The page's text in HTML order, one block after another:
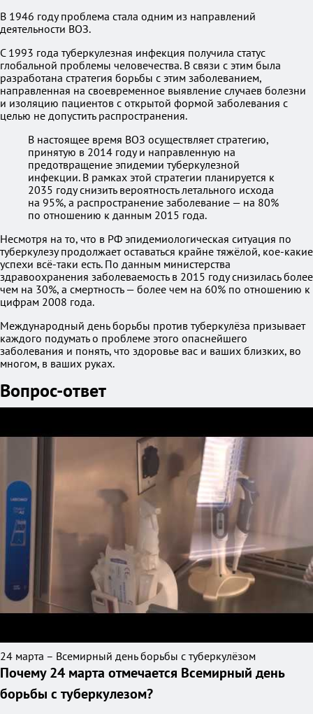
В 1946 году проблема стала одним из направлений
деятельности ВОЗ.
С 1993 года туберкулезная инфекция получила статус
глобальной проблемы человечества. В связи с этим была
разработана стратегия борьбы с этим заболеванием,
направленная на своевременное выявление случаев болезни
и изоляцию пациентов с открытой формой заболевания с
целью не допустить распространения.
В настоящее время ВОЗ осуществляет стратегию,
принятую в 2014 году и направленную на
предотвращение эпидемии туберкулезной
инфекции. В рамках этой стратегии планируется к
2035 году снизить вероятность летального исхода
на 95%, а распространение заболевание — на 80%
по отношению к данным 2015 года.
Несмотря на то, что в РФ эпидемиологическая ситуация по
туберкулезу продолжает оставаться крайне тяжёлой, кое-какие
успехи всё-таки есть. По данным министерства
здравоохранения заболеваемость в 2015 году снизилась более
чем на 30%, а смертность — более чем на 60% по отношению к
цифрам 2008 года.
Международный день борьбы против туберкулёза призывает
каждого подумать о проблеме этого опаснейшего
заболевания и понять, что здоровье вас и ваших близких, во
многом, в ваших руках.
Вопрос-ответ
24 марта – Всемирный день борьбы с туберкулёзом
Почему 24 марта отмечается Всемирный день
борьбы с туберкулезом?